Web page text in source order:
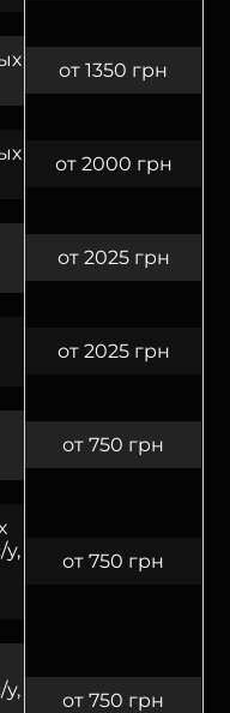
от 1350 грн
от 2000 грн
от 2025 грн
от 2025 грн
от 750 грн
от 750 грн
от 750 грн